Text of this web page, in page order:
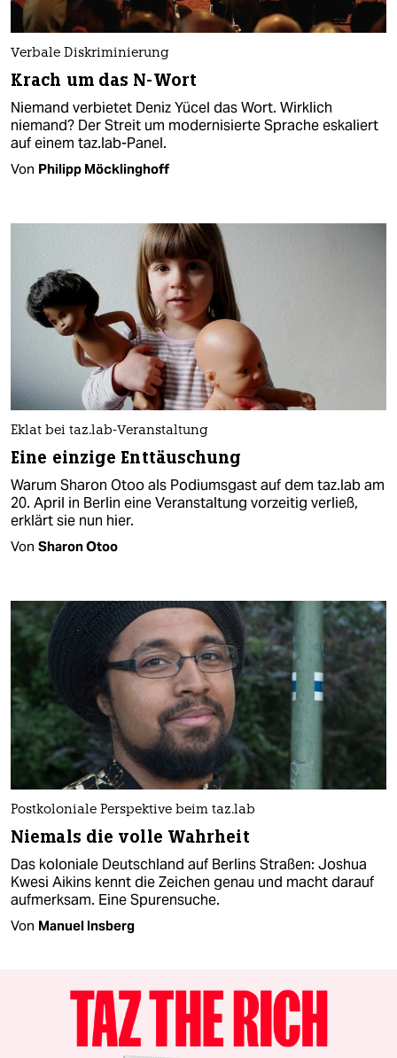
Verbale Diskriminierung
Krach um das N-Wort
Niemand verbietet Deniz Yücel das Wort. Wirklich
niemand? Der Streit um modernisierte Sprache eskaliert
auf einem taz.lab-Panel.
Von Philipp Möcklinghoff
Eklat bei taz.lab-Veranstaltung
Eine einzige Enttäuschung
Warum Sharon Otoo als Podiumsgast auf dem taz.lab am
20. April in Berlin eine Veranstaltung vorzeitig verließ,
erklärt sie nun hier.
Von Sharon Otoo
Postkoloniale Perspektive beim taz.lab
Niemals die volle Wahrheit
Das koloniale Deutschland auf Berlins Straßen: Joshua
Kwesi Aikins kennt die Zeichen genau und macht darauf
aufmerksam. Eine Spurensuche.
Von Manuel Insberg